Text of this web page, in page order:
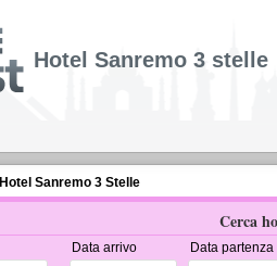
Hotel Sanremo 3 stelle
Hotel Sanremo 3 Stelle
Cerca
Data arrivo Data partenza